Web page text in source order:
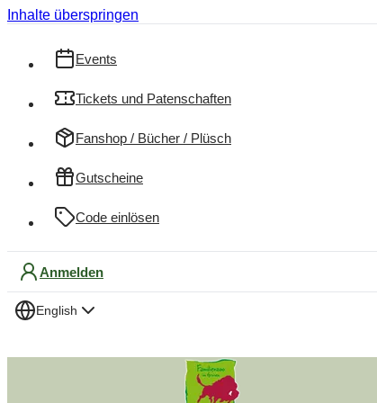
Inhalte überspringen
Events
Tickets und Patenschaften
Fanshop / Bücher / Plüsch
Gutscheine
Code einlösen
Anmelden
English